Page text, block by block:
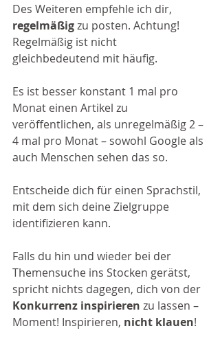
Des Weiteren empfehle ich dir,
regelmäßig zu posten. Achtung!
Regelmäßig ist nicht
gleichbedeutend mit häufig.
Es ist besser konstant 1 mal pro
Monat einen Artikel zu
veröffentlichen, als unregelmäßig 2 –
4 mal pro Monat – sowohl Google als
auch Menschen sehen das so.
Entscheide dich für einen Sprachstil,
mit dem sich deine Zielgruppe
identifizieren kann.
Falls du hin und wieder bei der
Themensuche ins Stocken gerätst,
spricht nichts dagegen, dich von der
Konkurrenz inspirieren zu lassen –
Moment! Inspirieren, nicht klauen!